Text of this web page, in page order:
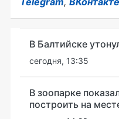
В Балтийске
сегодня, 13:35
В зоопарке
построить на